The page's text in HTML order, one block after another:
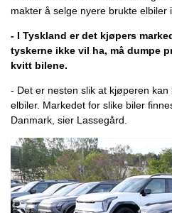
makter å selge nyere brukte elbiler
- I Tyskland er det kjøpers
tyskerne ikke vil ha, må dumpe
kvitt bilene.
- Det er nesten slik at kjøperen
elbiler. Markedet for slike biler
Danmark, sier Lassegård.